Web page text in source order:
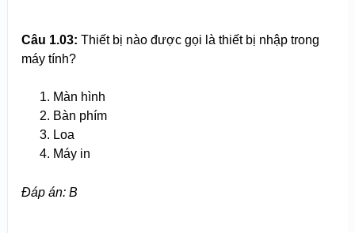
Câu 1.03: Thiết bị nào được gọi là thiết bị nhập trong
máy tính?
Màn hình
Bàn phím
Loa
Máy in
Đáp án: B